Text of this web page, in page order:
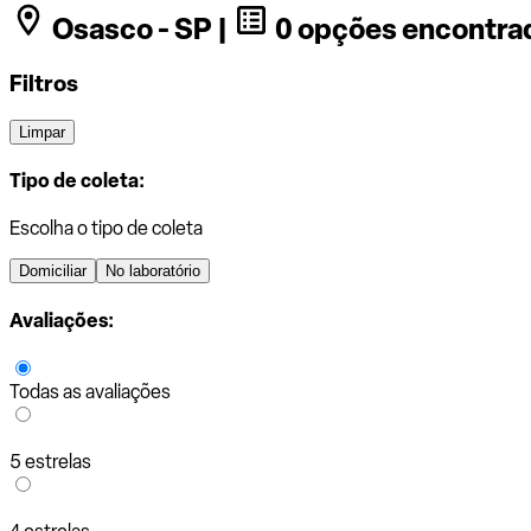
Osasco - SP | 0 opções
Filtros
Limpar
Tipo de coleta:
Escolha o tipo de coleta
Domiciliar No laboratório
Avaliações:
Todas as avaliações
5 estrelas